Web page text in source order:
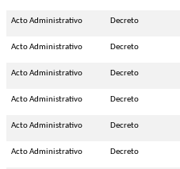
Acto Administrativo Decreto
Acto Administrativo Decreto
Acto Administrativo Decreto
Acto Administrativo Decreto
Acto Administrativo Decreto
Acto Administrativo Decreto